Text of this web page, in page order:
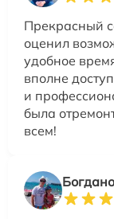
Прекрасный
оценил
удобное
вполне
и
была
всем!